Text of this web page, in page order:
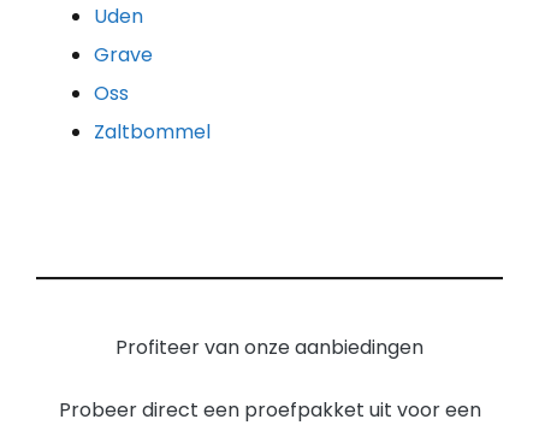
Uden
Grave
Oss
Zaltbommel
Profiteer van onze aanbiedingen
Probeer direct een proefpakket uit voor een